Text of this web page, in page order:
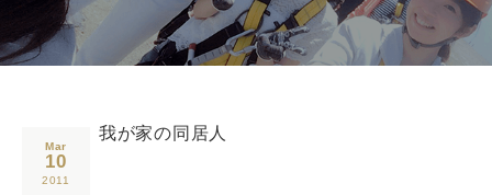
Mar
10
2011
我が家の同居人